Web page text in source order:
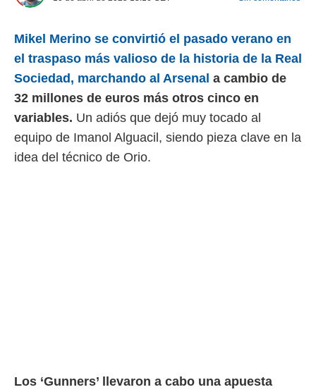
nuestra
y
de
Mikel Merino se convirtió el pasado verano en
el traspaso más valioso de la historia de la Real
Sociedad, marchando al Arsenal a cambio de
32 millones de euros más otros cinco en
variables. Un adiós que dejó muy tocado al
equipo de Imanol Alguacil, siendo pieza clave en la
idea del técnico de Orio.
Los ‘Gunners’ llevaron a cabo una apuesta